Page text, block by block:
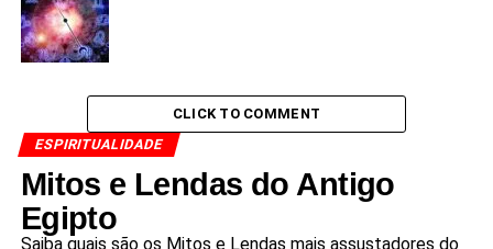
CLICK TO COMMENT
ESPIRITUALIDADE
Mitos e Lendas do Antigo
Egipto
Saiba quais são os Mitos e Lendas mais assustadores do